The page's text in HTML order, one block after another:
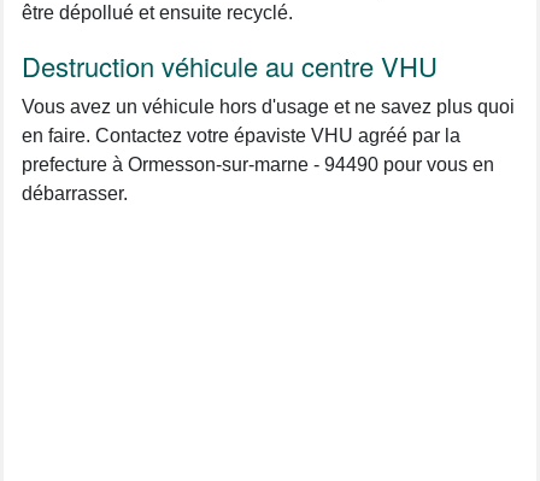
être dépollué et ensuite recyclé.
Destruction véhicule au centre VHU
Vous avez un véhicule hors d'usage et ne savez plus quoi
en faire. Contactez votre épaviste VHU agréé par la
prefecture à Ormesson-sur-marne - 94490 pour vous en
débarrasser.